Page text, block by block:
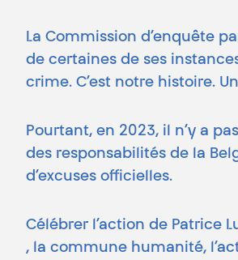
La Commission d’enquête
de certaines de ses
crime. C’est notre histoire.
Pourtant, en 2023, il n’y a
des responsabilités de la
d’excuses officielles.
Célébrer l’action de Patrice
, la commune humanité,